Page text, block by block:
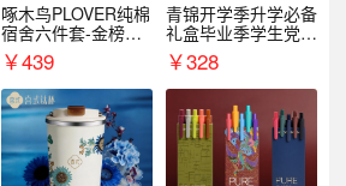
啄木鸟PLOVER纯棉
宿舍六件套-金榜题
名
￥439
青锦开学季升学必备
礼盒毕业季学生党户
外出行备考装备礼品
￥328